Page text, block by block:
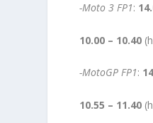
-Moto 3 FP1:
10.00 – 10.40
-MotoGP FP1:
10.55 – 11.40